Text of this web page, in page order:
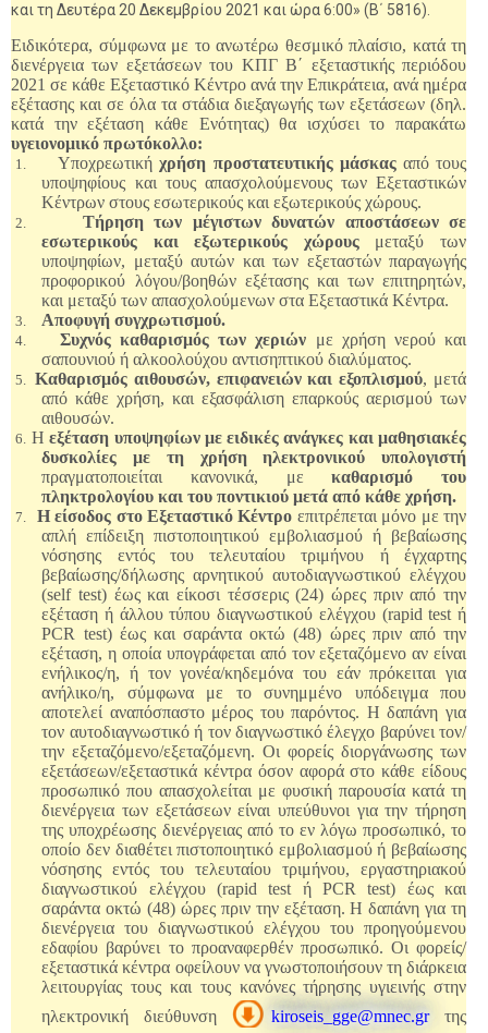
και τη Δευτέρα 20 Δεκεμβρίου 2021 και ώρα 6:00» (Β΄ 5816).
Ειδικότερα, σύμφωνα με το ανωτέρω θεσμικό πλαίσιο, κατά τη
διενέργεια των εξετάσεων του ΚΠΓ Β΄ εξεταστικής περιόδου
2021 σε κάθε Εξεταστικό Κέντρο ανά την Επικράτεια, ανά ημέρα
εξέτασης και σε όλα τα στάδια διεξαγωγής των εξετάσεων (δηλ.
κατά την εξέταση κάθε Ενότητας) θα ισχύσει το παρακάτω
υγειονομικό πρωτόκολλο:
1. Υποχρεωτικήχρήση προστατευτικής μάσκαςαπό τους
υποψηφίους και τους απασχολούμενους των Εξεταστικών
Κέντρων στους εσωτερικούς και εξωτερικούς χώρους.
2.
Τήρηση των μέγιστων δυνατών αποστάσεων σε
εσωτερικούς και εξωτερικούς χώρουςμεταξύ των
υποψηφίων, μεταξύ αυτών και των εξεταστών παραγωγής
προφορικού λόγου/βοηθών εξέτασης και των επιτηρητών,
και μεταξύ των απασχολούμενων στα Εξεταστικά Κέντρα.
3. Αποφυγή συγχρωτισμού.
4. Συχνός καθαρισμός των χεριών με χρήση νερού και
σαπουνιού ή αλκοολούχου αντισηπτικού διαλύματος.
5. Καθαρισμός αιθουσών, επιφανειών και εξοπλισμού, μετά
από κάθε χρήση, και εξασφάλιση επαρκούς αερισμού των
αιθουσών.
6. Ηεξέταση υποψηφίων με ειδικές ανάγκες και μαθησιακές
δυσκολίες με τη χρήση ηλεκτρονικού υπολογιστή
πραγματοποιείται κανονικά, μεκαθαρισμό του
πληκτρολογίου και του ποντικιού μετά από κάθε χρήση.
7. Η είσοδος στο Εξεταστικό Κέντρο επιτρέπεται μόνο με την
απλή επίδειξη πιστοποιητικού εμβολιασμού ή βεβαίωσης
νόσησης εντός του τελευταίου τριμήνου ή έγχαρτης
βεβαίωσης/δήλωσης αρνητικού αυτοδιαγνωστικού ελέγχου
(self test) έως και είκοσι τέσσερις (24) ώρες πριν από την
εξέταση ή άλλου τύπου διαγνωστικού ελέγχου (rapid test ή
PCR test) έως και σαράντα οκτώ (48) ώρες πριν από την
εξέταση, η οποία υπογράφεται από τον εξεταζόμενο αν είναι
ενήλικος/η, ή τον γονέα/κηδεμόνα του εάν πρόκειται για
ανήλικο/η, σύμφωνα με το συνημμένο υπόδειγμα που
αποτελεί αναπόσπαστο μέρος του παρόντος. Η δαπάνη για
τον αυτοδιαγνωστικό ή τον διαγνωστικό έλεγχο βαρύνει τον/
την εξεταζόμενο/εξεταζόμενη. Οι φορείς διοργάνωσης των
εξετάσεων/εξεταστικά κέντρα όσον αφορά στο κάθε είδους
προσωπικό που απασχολείται με φυσική παρουσία κατά τη
διενέργεια των εξετάσεων είναι υπεύθυνοι για την τήρηση
της υποχρέωσης διενέργειας από το εν λόγω προσωπικό, το
οποίο δεν διαθέτει πιστοποιητικό εμβολιασμού ή βεβαίωσης
νόσησης εντός του τελευταίου τριμήνου, εργαστηριακού
διαγνωστικού ελέγχου (rapid test ή PCR test) έως και
σαράντα οκτώ (48) ώρες πριν την εξέταση. Η δαπάνη για τη
διενέργεια του διαγνωστικού ελέγχου του προηγούμενου
εδαφίου βαρύνει το προαναφερθέν προσωπικό. Οι φορείς/
εξεταστικά κέντρα οφείλουν να γνωστοποιήσουν τη διάρκεια
λειτουργίας τους και τους κανόνες τήρησης υγιεινής στην
ηλεκτρονική διεύθυνση
kiroseis_gge@mnec.grτης